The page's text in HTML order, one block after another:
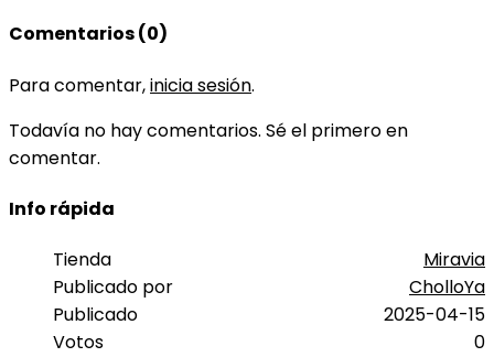
Comentarios (0)
Para comentar,inicia sesión.
Todavía no hay comentarios. Sé el primero en
comentar.
Info rápida
Tienda
Miravia
Publicado por
CholloYa
Publicado
2025-04-15
Votos
0